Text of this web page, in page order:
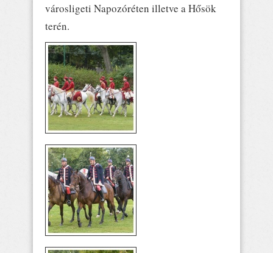
városligeti Napozóréten illetve a Hősök
terén.